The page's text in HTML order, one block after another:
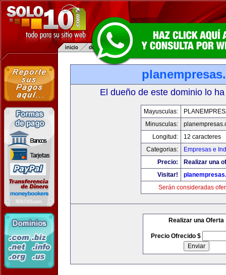
El dueño de este dominio lo
Mayusculas:
Minusculas:
Longitud:
12 caracteres
Categorias:
Empresas e
Precio:
Realizar una
Visitar!
Serán consideradas
Realizar una Oferta
Precio Ofrecido $